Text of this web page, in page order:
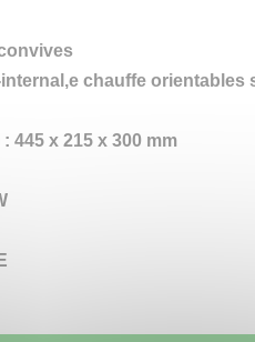
chauffe orientables
445 x 215 x 300 mm